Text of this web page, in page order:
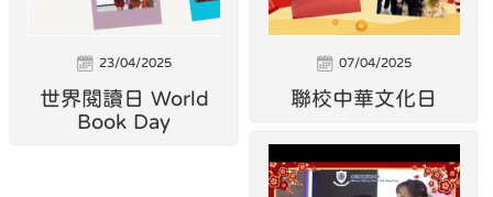
23/04/2025
世界閱讀日 World
Book Day
07/04/2025
聯校中華文化日